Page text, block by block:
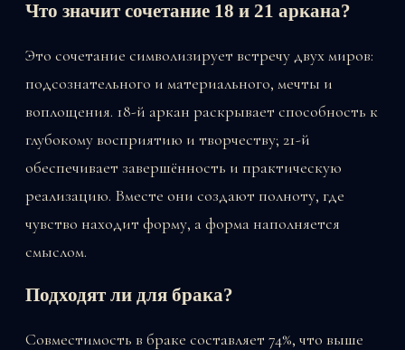
Что значит сочетание 18 и 21 аркана?
Это сочетание символизирует встречу двух миров:
подсознательного и материального, мечты и
воплощения. 18-й аркан раскрывает способность к
глубокому восприятию и творчеству; 21-й
обеспечивает завершённость и практическую
реализацию. Вместе они создают полноту, где
чувство находит форму, а форма наполняется
смыслом.
Подходят ли для брака?
Совместимость в браке составляет 74%, что выше